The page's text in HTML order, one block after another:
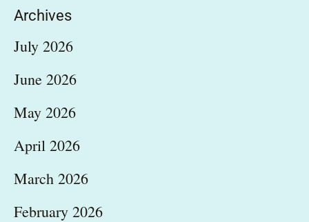
Archives
July 2026
June 2026
May 2026
April 2026
March 2026
February 2026